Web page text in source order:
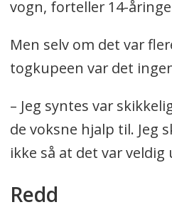
vogn, forteller 14-
Men selv om det var
togkupeen var det
– Jeg syntes var
de voksne hjalp til. Jeg
ikke så at det var veldig
Redd